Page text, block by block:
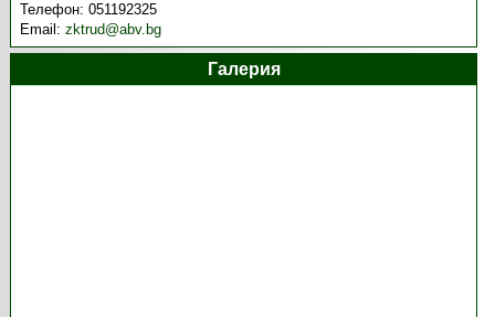
Телефон:051192325
Email:zktrud@abv.bg
Галерия